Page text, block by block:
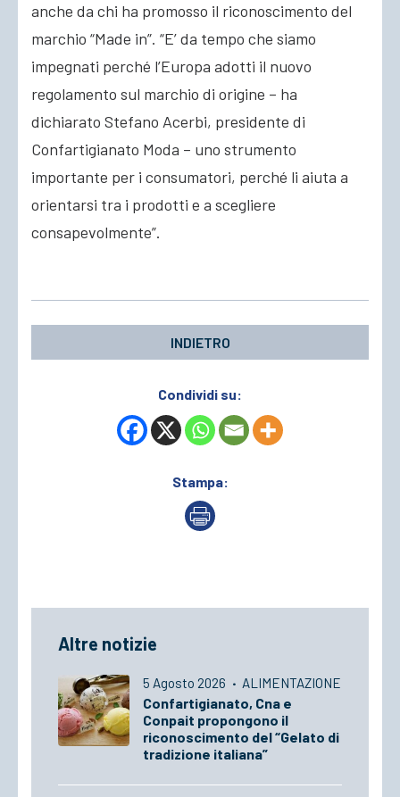
anche da chi ha promosso il riconoscimento del
marchio “Made in”. “E’ da tempo che siamo
impegnati perché l’Europa adotti il nuovo
regolamento sul marchio di origine – ha
dichiarato Stefano Acerbi, presidente di
Confartigianato Moda – uno strumento
importante per i consumatori, perché li aiuta a
orientarsi tra i prodotti e a scegliere
consapevolmente”.
INDIETRO
Condividi su:
Stampa:
Altre notizie
5 Agosto 2026 · ALIMENTAZIONE
Confartigianato, Cna e
Conpait propongono il
riconoscimento del “Gelato di
tradizione italiana”